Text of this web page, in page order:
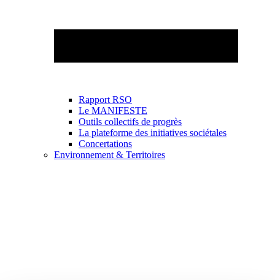
Rapport RSO
Le MANIFESTE
Outils collectifs de progrès
La plateforme des initiatives sociétales
Concertations
Environnement & Territoires